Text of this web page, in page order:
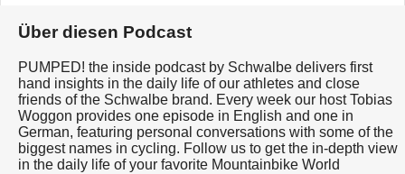
Über diesen Podcast
PUMPED! the inside podcast by Schwalbe delivers first
hand insights in the daily life of our athletes and close
friends of the Schwalbe brand. Every week our host Tobias
Woggon provides one episode in English and one in
German, featuring personal conversations with some of the
biggest names in cycling. Follow us to get the in-depth view
in the daily life of your favorite Mountainbike World